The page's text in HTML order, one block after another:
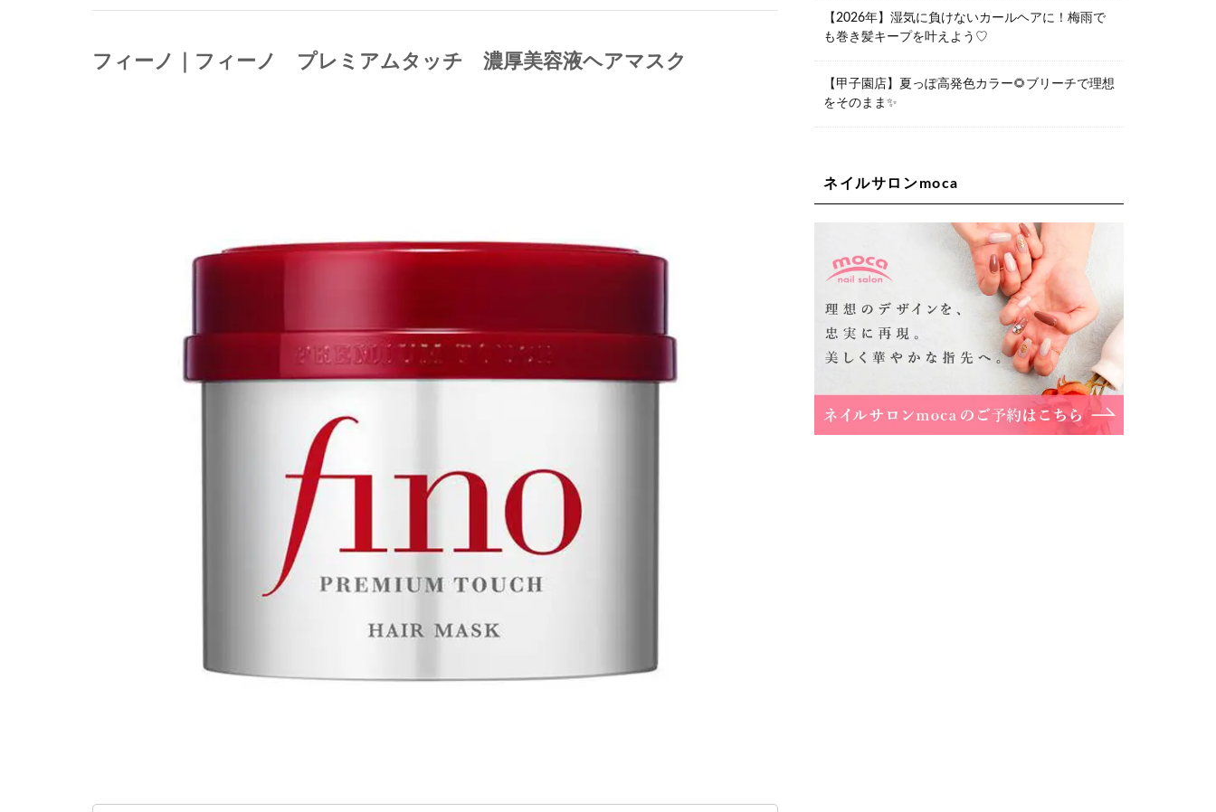
フィーノ｜フィーノ プレミアムタッチ 濃厚美容液ヘアマスク
Lee天王寺店
Ｆ
06-6395-9555
Lee布施店
大阪府東大阪市足代2丁目1-5 モンテノ
06-6748-0778
大阪府枚方市岡東町18-15 キューブ枚
【2026年】湿気に負けないカールヘアに！梅雨で
も巻き髪キープを叶えよう♡
【甲子園店】夏っぽ高発色カラー🌻ブリーチで理想
をそのまま✨
ネイルサロンmoca